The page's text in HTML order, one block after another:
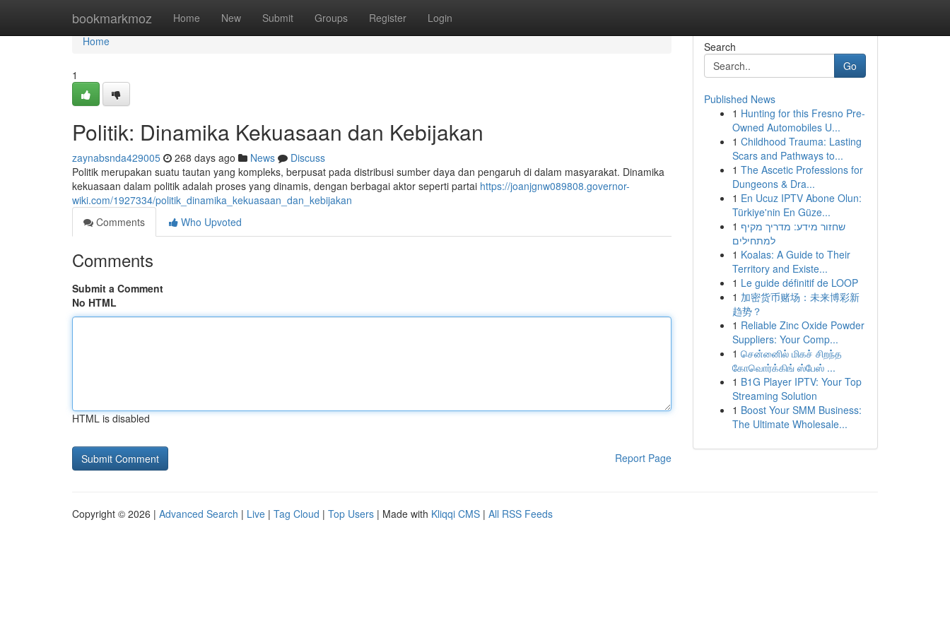
bookmarkmoz Home New Submit Groups Register Login
Home
Home
1
Politik: Dinamika Kekuasaan dan Kebijakan
zaynabsnda429005 268 days ago News
Discuss
Politik merupakan suatu tautan yang kompleks, berpusat pada distribusi sumber daya dan pengaruh di dalam masyarakat. Dinamika
kekuasaan dalam politik adalah proses yang dinamis, dengan berbagai aktor seperti partai https://joanjgnw089808.governor-
wiki.com/1927334/politik_dinamika_kekuasaan_dan_kebijakan
Comments
Who Upvoted
Comments
Submit a Comment
No HTML
HTML is disabled
Report Page
Search
Go
Published News
1 Hunting for this Fresno Pre-
Owned Automobiles U...
1 Childhood Trauma: Lasting
Scars and Pathways to...
1 The Ascetic Professions for
Dungeons & Dra...
1 En Ucuz IPTV Abone Olun:
Türkiye'nin En Güze...
1 שחזור מידע: מדריך מקיף
למתחילים
1 Koalas: A Guide to Their
Territory and Existe...
1 Le guide définitif de LOOP
1 加密货币赌场：未来博彩新
趋势？
1 Reliable Zinc Oxide Powder
Suppliers: Your Comp...
1 சென்னைில் மிகச் சிறந்த
கோவொர்க்கிங் ஸ்பேஸ் ...
1 B1G Player IPTV: Your Top
Streaming Solution
1 Boost Your SMM Business:
The Ultimate Wholesale...
Copyright © 2026 | Advanced Search | Live | Tag Cloud | Top Users | Made with Kliqqi CMS | All RSS Feeds